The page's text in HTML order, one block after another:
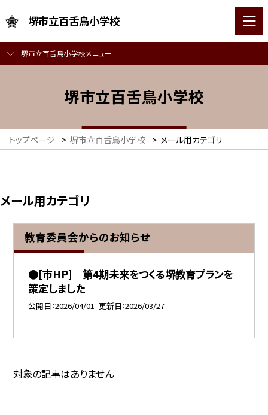
堺市立百舌鳥小学校
堺市立百舌鳥小学校メニュー
堺市立百舌鳥小学校
トップページ > 堺市立百舌鳥小学校 > メール用カテゴリ
メール用カテゴリ
教育委員会からのお知らせ
●[市HP] 第4期未来をつくる堺教育プランを
策定しました
公開日 2026/04/01 更新日 2026/03/27
対象の記事はありません